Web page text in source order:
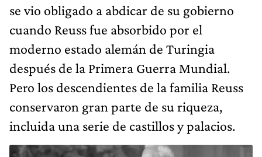
se vio obligado a abdicar de su gobierno
cuando Reuss fue absorbido por el
moderno estado alemán de Turingia
después de la Primera Guerra Mundial.
Pero los descendientes de la familia Reuss
conservaron gran parte de su riqueza,
incluida una serie de castillos y palacios.